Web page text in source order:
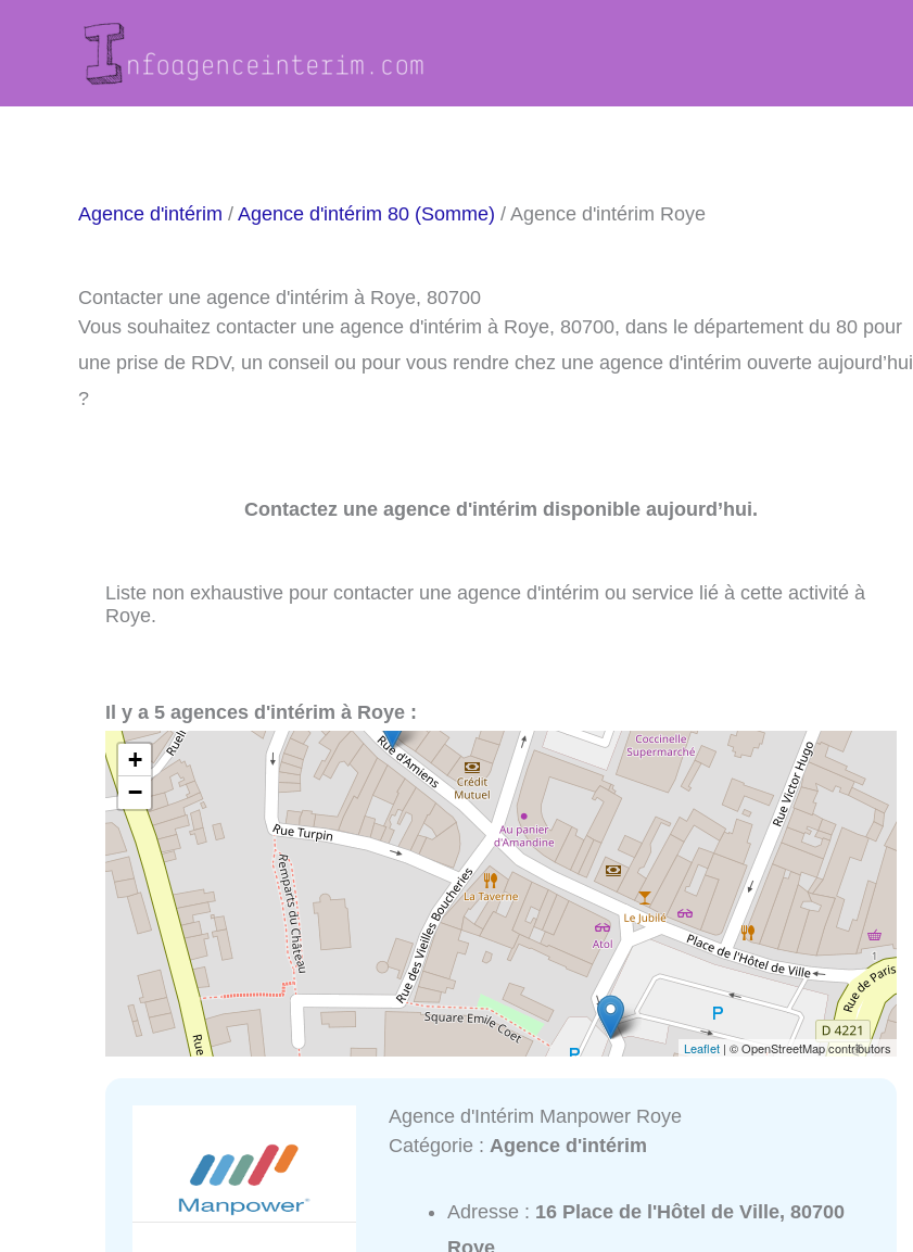
Agence d'intérim / Agence d'intérim 80 (Somme) / Agence d'intérim Roye
Contacter une agence d'intérim à Roye, 80700
Vous souhaitez contacter une agence d'intérim à Roye, 80700, dans le département du 80 pour
une prise de RDV, un conseil ou pour vous rendre chez une agence d'intérim ouverte aujourd’hui
?
Contactez une agence d'intérim disponible aujourd’hui.
Liste non exhaustive pour contacter une agence d'intérim ou service lié à cette activité à
Roye.
Il y a 5 agences d'intérim à Roye :
+
−
Leaflet | © OpenStreetMap contributors
Agence d'Intérim Manpower Roye
Catégorie : Agence d'intérim
Adresse : 16 Place de l'Hôtel de Ville, 80700